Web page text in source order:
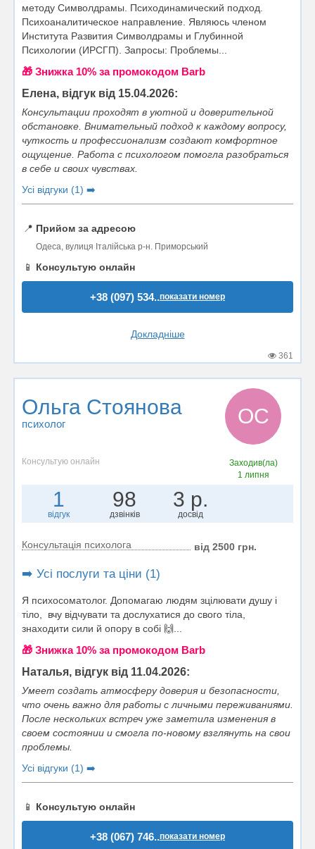
методу Символдрамы. Психодинамический подход.
Психоаналитическое направление. Являюсь членом
Института Развития Символдрамы и Глубинной
Психологии (ИРСГП). Запросы: Проблемы...
🎁 Знижка 10% за промокодом Barb
Елена, відгук від 15.04.2026:
Консультации проходят в уютной и доверительной
обстановке. Внимательный подход к каждому вопросу,
чуткость и профессионализм создают комфортное
ощущение. Работа с психологом помогла разобраться
в себе и своих чувствах.
Усі відгуки (1) ➡️
📍 Прийом за адресою
Одеса, вулиця Італійська р-н. Приморський
📱 Консультую онлайн
+38 (097) 534..показати номер
Докладніше
361
Ольга Стоянова
психолог ОС
Консультую онлайн
Заходив(ла)
1 липня
1
відгук
98
дзвінків
3 р.
досвід
Консультація психолога від 2500 грн.
➡️ Усі послуги та ціни (1)
Я психосоматолог. Допомагаю людям зцілювати душу і
тіло, вчу відчувати та дослухатися до свого тіла,
знаходити сили й опору в собі 🙌...
🎁 Знижка 10% за промокодом Barb
Наталья, відгук від 11.04.2026:
Умеет создать атмосферу доверия и безопасности,
что очень важно для работы с личными переживаниями.
После нескольких встреч уже заметила изменения в
своем состоянии и смогла по-новому взглянуть на свои
проблемы.
Усі відгуки (1) ➡️
📱 Консультую онлайн
+38 (067) 746..показати номер